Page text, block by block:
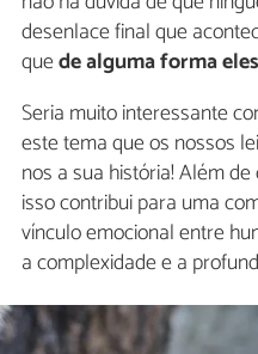
desenlace final que
quede alguma forma
Seria muito interessante
este tema que os nossos
nos a sua história! Além
isso contribui para uma
vínculo emocional entre
a complexidade e a